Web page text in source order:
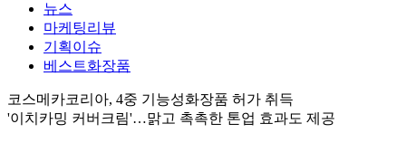
뉴스
마케팅리뷰
기획이슈
베스트화장품
코스메카코리아, 4중 기능성화장품 허가 취득
'이치카밍 커버크림'…맑고 촉촉한 톤업 효과도 제공